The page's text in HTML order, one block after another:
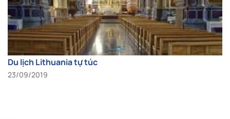
Du lịch Lithuania tự túc
23/09/2019